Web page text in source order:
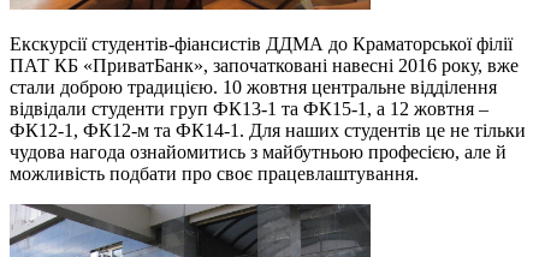
Екскурсії студентів-фіансистів ДДМА до Краматорської філії
ПАТ КБ «ПриватБанк», започатковані навесні 2016 року, вже
стали доброю традицією. 10 жовтня центральне відділення
відвідали студенти груп ФК13-1 та ФК15-1, а 12 жовтня –
ФК12-1, ФК12-м та ФК14-1. Для наших студентів це не тільки
чудова нагода ознайомитись з майбутньою професією, але й
можливість подбати про своє працевлаштування.